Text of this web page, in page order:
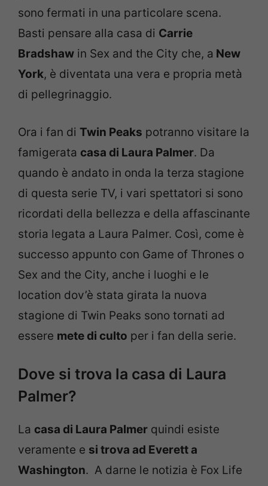
sono fermati in una particolare scena.
Basti pensare alla casa di Carrie
Bradshaw in Sex and the City che, a New
York, è diventata una vera e propria metà
di pellegrinaggio.
Ora i fan di Twin Peaks potranno visitare la
famigerata casa di Laura Palmer. Da
quando è andato in onda la terza stagione
di questa serie TV, i vari spettatori si sono
ricordati della bellezza e della affascinante
storia legata a Laura Palmer. Così, come è
successo appunto con Game of Thrones o
Sex and the City, anche i luoghi e le
location dov’è stata girata la nuova
stagione di Twin Peaks sono tornati ad
essere mete di culto per i fan della serie.
Dove si trova la casa di Laura
Palmer?
La casa di Laura Palmer quindi esiste
veramente e si trova ad Everett a
Washington. A darne le notizia è Fox Life